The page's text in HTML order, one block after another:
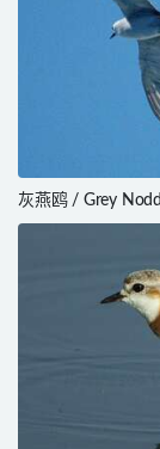
灰燕鸥 / Grey
albivitta